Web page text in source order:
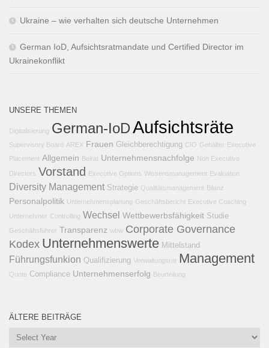
Ukraine – wie verhalten sich deutsche Unternehmen
German IoD, Aufsichtsratmandate und Certified Director im
Ukrainekonflikt
UNSERE THEMEN
Digitalisierung German-IoDAufsichtsräte
Supervisory Board AREX Frauen Gleichberechtigung CIO Gehälter Executive
Placement Allgemein Beirat Unternehmensnachfolge Non Executive
Directors Vorstand Executive Options Wissensmanagement Evaluation
Diversity Management Strategie Qualitätsmanagement Bilanz
Personalpolitik Unternehmensplanung Geschäftsbericht Executive Coaching
Unternehmer Controlling Wechsel Wettbewerbsfähigkeit Studie
Geschäftsführer Transparenz wbw Corporate Governance
Kodex Unternehmenswerte Mittelstand
Führungsfunkion Qualifizierung Verwaltungsrat Management
Quote Compliance Unternehmenserfolg Beurteilung
ÄLTERE BEITRÄGE